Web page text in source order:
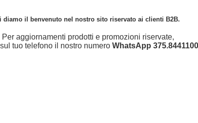
diamo il benvenuto nel nostro sito riservato ai clienti B2B.
Per aggiornamenti prodotti e promozioni riservate,
tuo telefono il nostro numero WhatsApp 375.8441100‬